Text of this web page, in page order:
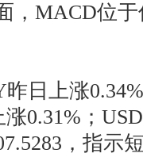
，MACD位
日上涨
0.31%；
，指示